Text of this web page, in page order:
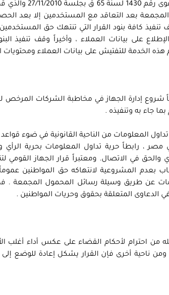
في 2/1/2011 بتنفيذ حكم محكمة القضاء
المجمعة بعد التعاقد مع المستخدمين إلا بعد
تنفيذ كافة بنود القرار التي تنتهك حق
على بيانات العملاء ، وأخيراً وقف تنفيذ
الخدمة للتفتيش على بيانات العملاء ومحتويات
إدارة الجهاز في مخاطبة الشركات المرخص
جاء به وتنفيذه .
المعلومات من الناحية القانونية في ضوء قواعد
، رابطاً حرية تداول المعلومات بحرية الرأي
في الاتصال. ومعتبراً قرار الجهاز القومي
بعدم المشروعية لانتهاكه حق المواطنين
عن طريق وسيلة رسائل المحمول المجمعة .
المتعلقة بحقوق وحريات المواطنين .
من احترام لأحكام القضاء على عكس أداء أغلب
، ومن ناحية أخرى فإن القرار يشكل إعادة للوضع